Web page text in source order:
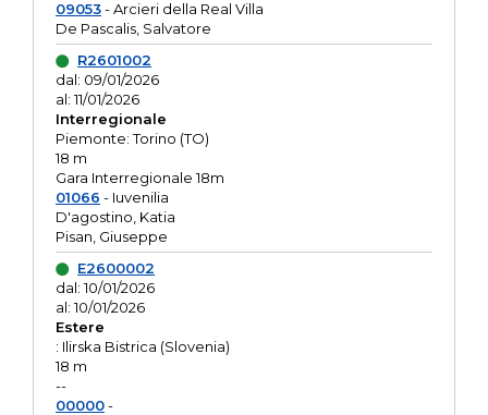
09053- Arcieri della Real Villa
De Pascalis, Salvatore
R2601002
dal: 09/01/2026
al: 11/01/2026
Interregionale
Piemonte: Torino (TO)
18 m
Gara Interregionale 18m
01066 - Iuvenilia
D'agostino, Katia
Pisan, Giuseppe
E2600002
dal: 10/01/2026
al: 10/01/2026
Estere
: Ilirska Bistrica (Slovenia)
18 m
--
00000-